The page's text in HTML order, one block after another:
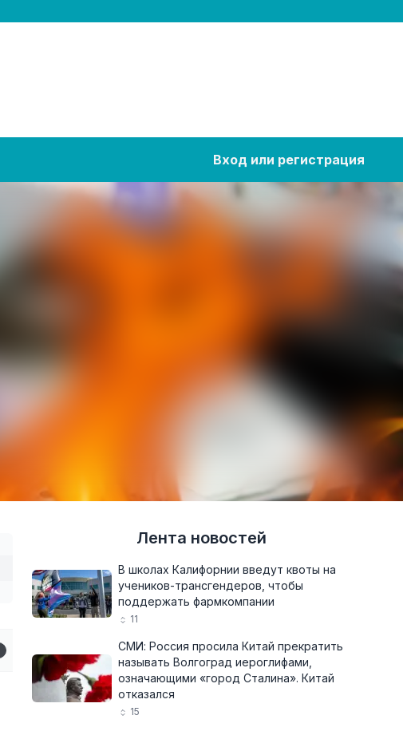
Вход или регистрация
Лента новостей
В школах Калифорнии введут квоты на
учеников-трансгендеров, чтобы
поддержать фармкомпании
11
СМИ: Россия просила Китай прекратить
называть Волгоград иероглифами,
означающими «город Сталина». Китай
отказался
15